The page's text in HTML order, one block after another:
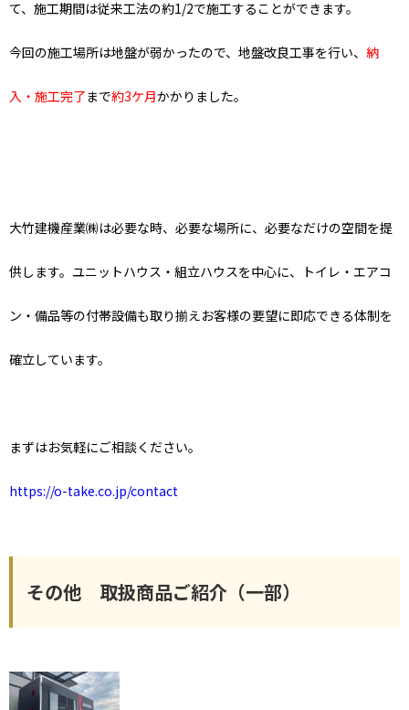
て、施工期間は従来工法の約1/2で施工することができます。
今回の施工場所は地盤が弱かったので、地盤改良工事を行い、 納
入・施工完了まで約3ケ月かかりました。
大竹建機産業㈱は必要な時、必要な場所に、必要なだけの空間を提
供します。ユニットハウス・組立ハウスを中心に、トイレ・エアコ
ン・備品等の付帯設備も取り揃えお客様の要望に即応できる体制を
確立しています。
まずはお気軽にご相談ください。
https://o-take.co.jp/contact
その他 取扱商品ご紹介（一部）